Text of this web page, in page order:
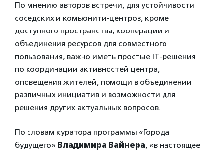
По мнению авторов встречи, для устойчивости
соседских и комьюнити-центров, кроме
доступного пространства, кооперации и
объединения ресурсов для совместного
пользования, важно иметь простые IT-решения
по координации активностей центра,
оповещения жителей, помощи в объединении
различных инициатив и возможности для
решения других актуальных вопросов.
По словам куратора программы «Города
будущего» Владимира Вайнера, «в настоящее